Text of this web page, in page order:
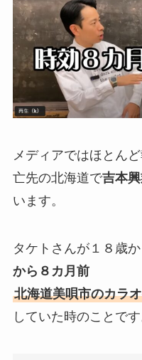
メディアではほとん
亡先の北海道で吉本
います。
タケトさんが１８歳
から８カ月前
北海道美唄市のカラ
していた時のことです